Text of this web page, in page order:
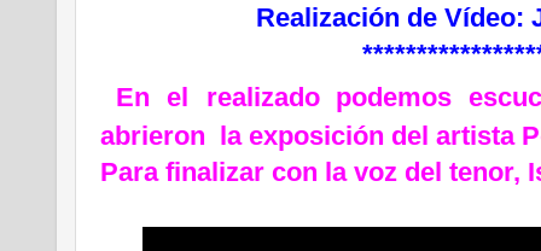
Realización de Vídeo:
En el
realizado podemos
abrieron la exposición del artista
Para finalizar con la voz del tenor,